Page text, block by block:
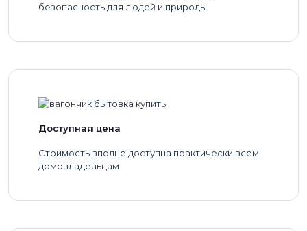
безопасность для людей и природы
Доступная цена
Стоимость вполне доступна практически всем
домовладельцам